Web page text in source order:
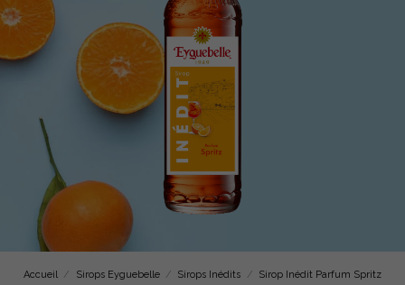
Accueil Sirops Eyguebelle Sirops Inédits
Sirop Inédit Parfum Spritz